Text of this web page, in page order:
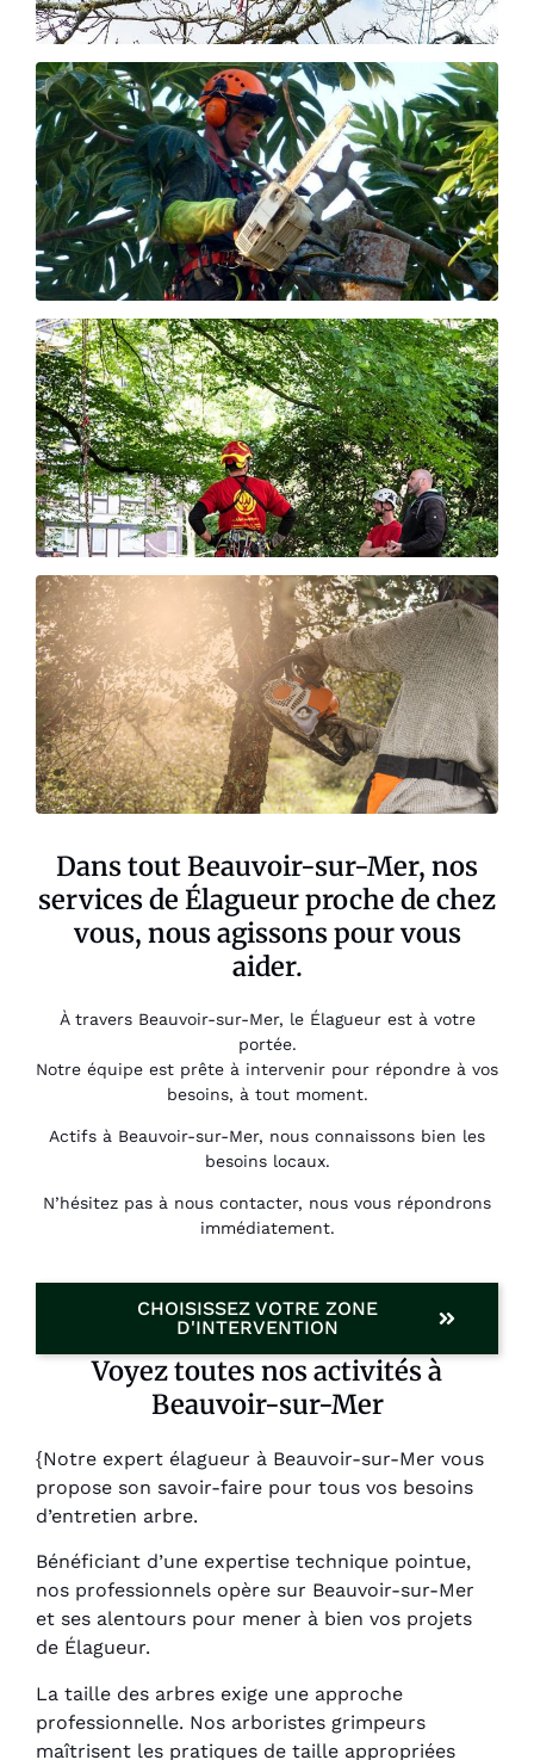
Dans tout Beauvoir-sur-Mer, nos
services de Élagueur proche de chez
vous, nous agissons pour vous
aider.
À travers Beauvoir-sur-Mer, le Élagueur est à votre
portée.
Notre équipe est prête à intervenir pour répondre à vos
besoins, à tout moment.
Actifs à Beauvoir-sur-Mer, nous connaissons bien les
besoins locaux.
N’hésitez pas à nous contacter, nous vous répondrons
immédiatement.
CHOISISSEZ VOTRE ZONE
D'INTERVENTION
Voyez toutes nos activités à
Beauvoir-sur-Mer
{Notre expert élagueur à Beauvoir-sur-Mer vous
propose son savoir-faire pour tous vos besoins
d’entretien arbre.
Bénéficiant d’une expertise technique pointue,
nos professionnels opère sur Beauvoir-sur-Mer
et ses alentours pour mener à bien vos projets
de Élagueur.
La taille des arbres exige une approche
professionnelle. Nos arboristes grimpeurs
maîtrisent les pratiques de taille appropriées